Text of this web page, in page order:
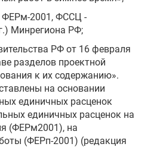
ФЕРм-2001, ФССЦ -
Минрегиона РФ;
РФ от 16 февраля
разделов проектной
к их содержанию».
на основании
единичных расценок
единичных расценок на
(ФЕРм2001), на
(ФЕРп-2001) (редакция